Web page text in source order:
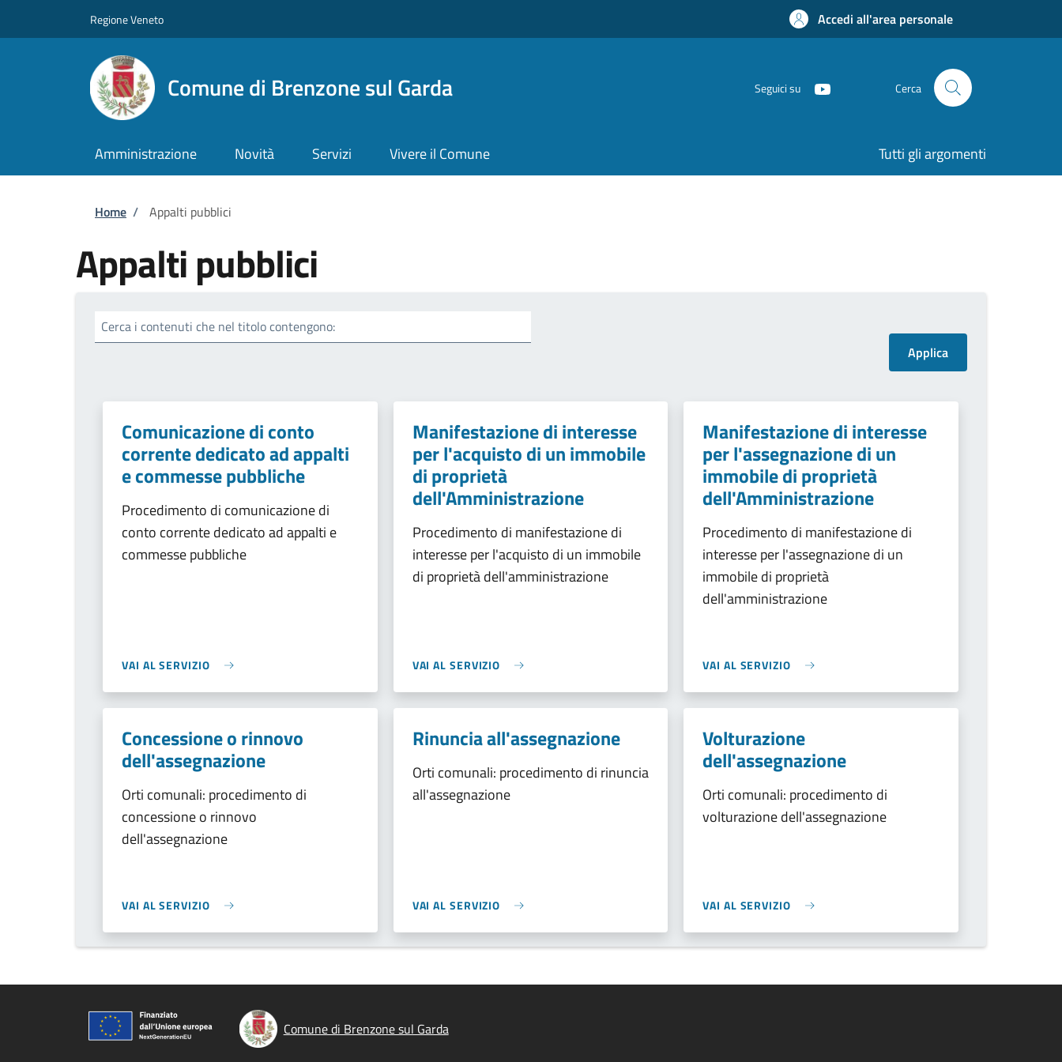
Regione Veneto Accedi all'area personale
Comune di Brenzone sul Garda Seguici su Cerca
Amministrazione Novità Servizi Vivere il Comune Tutti gli argomenti
Briciole di pane
Home / Appalti pubblici
Appalti pubblici
Cerca i contenuti che nel titolo contengono:
Comunicazione di conto
corrente dedicato ad appalti
e commesse pubbliche
Procedimento di comunicazione di
conto corrente dedicato ad appalti e
commesse pubbliche
VAI AL SERVIZIO
Manifestazione di interesse
per l'acquisto di un immobile
di proprietà
dell'Amministrazione
Procedimento di manifestazione di
interesse per l'acquisto di un immobile
di proprietà dell'amministrazione
VAI AL SERVIZIO
Manifestazione di interesse
per l'assegnazione di un
immobile di proprietà
dell'Amministrazione
Procedimento di manifestazione di
interesse per l'assegnazione di un
immobile di proprietà
dell'amministrazione
VAI AL SERVIZIO
Concessione o rinnovo
dell'assegnazione
Orti comunali: procedimento di
concessione o rinnovo
dell'assegnazione
VAI AL SERVIZIO
Rinuncia all'assegnazione
Orti comunali: procedimento di rinuncia
all'assegnazione
VAI AL SERVIZIO
Volturazione
dell'assegnazione
Orti comunali: procedimento di
volturazione dell'assegnazione
VAI AL SERVIZIO
Comune di Brenzone sul Garda